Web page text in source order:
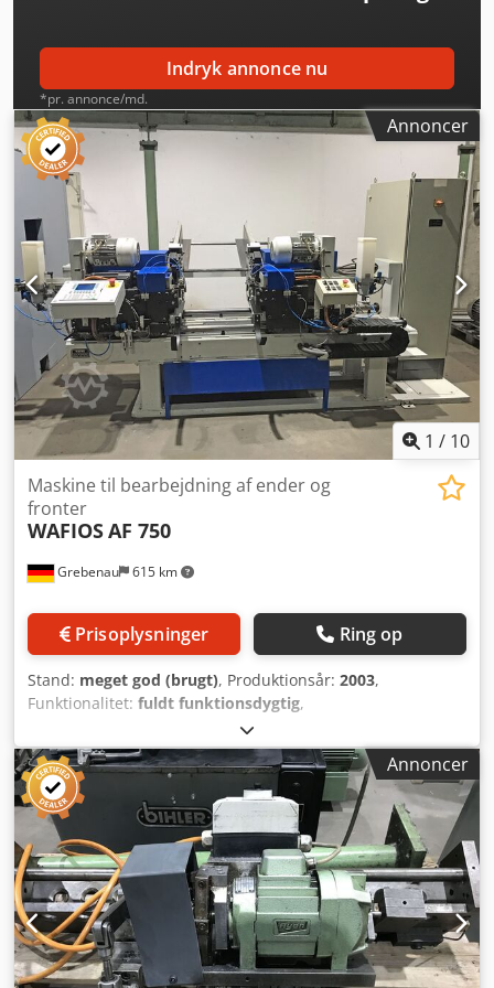
mulige kvalitet. Yderligere billeder kan desværre ikke
sendes. +++++
Indryk annonce nu
*pr. annonce/md.
Annoncer
1 / 10
Grebenau 615 km
Maskine til bearbejdning af ender og
fronter
WAFIOSAF 750
Prisoplysninger Ring op
Stand: meget god (brugt), Produktionsår: 2003,
Funktionalitet: fuldt funktionsdygtig,
Stangdiameterområde: 5,0 – 30,0 mm Crsdpoylb Hzjfx
Akbef Stanglængder: 100 – 1.000 mm Kapacitet: maks. 60
stænger/min
Annoncer